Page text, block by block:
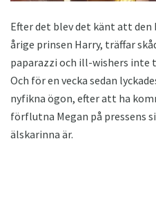
Efter det blev det känt att
årige prinsen Harry, träffar
paparazzi och ill-wishers
Och för en vecka sedan
nyfikna ögon, efter att ha
förflutna Megan på pressens
älskarinna är.